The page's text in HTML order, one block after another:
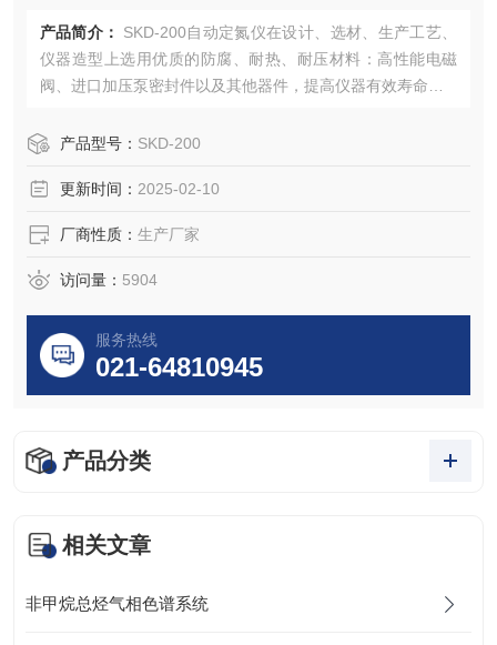
产品简介：
SKD-200自动定氮仪在设计、选材、生产工艺、
仪器造型上选用优质的防腐、耐热、耐压材料：高性能电磁
阀、进口加压泵密封件以及其他器件，提高仪器有效寿命
储数产品型号： SKD-200
更新时间： 2025-02-10
厂商性质： 生产厂家
访问量： 5904
服务热线
021-64810945
产品分类
相关文章
非甲烷总烃气相色谱系统